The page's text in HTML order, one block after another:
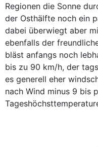
Regionen die Sonne
der Osthälfte noch ein
dabei überwiegt aber
ebenfalls der
bläst anfangs noch
bis zu 90 km/h, der
es generell eher
nach Wind minus 9 bis